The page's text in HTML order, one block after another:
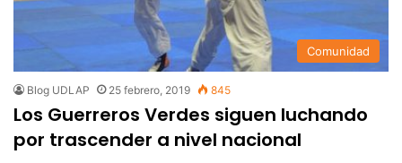
Comunidad
Blog UDLAP 25 febrero, 2019 845
Los Guerreros Verdes siguen luchando
por trascender a nivel nacional